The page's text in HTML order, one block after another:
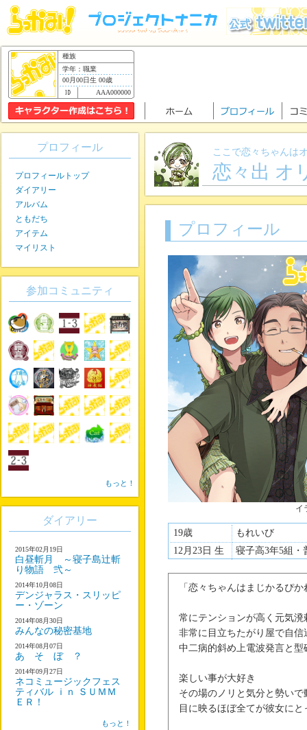
種族
学年：職業
00月00日生 00歳
AAA000000
ここで恋々ちゃんは
恋々出 オ
プロフィール
イ
19歳
もれいび
12月23日 生
寝子高3年5組・
「恋々ちゃんはまじかるぴ
常にテンションが高く元気
非常に目立ちたがり屋で自信
中二病的斜め上電波発言と
楽しい事が大好き
その場のノリと気分と勢いで
目に映るほぼ全てが彼女に
プロフィール
プロフィールトップ
ダイアリー
アルバム
ともだち
アイテム
マイリスト
参加コミュニティ
もっと！
ダイアリー
2015年02月19日
白昼斬月 ～寝子島辻斬
り物語 弐～
2014年10月08日
デンジャラス・スリッピ
ー・ゾーン
2014年08月30日
みんなの秘密基地
2014年08月07日
あ そ ぼ ？
2014年09月27日
ネコミュージックフェス
ティバル ｉｎ ＳＵＭＭ
ＥＲ！
もっと！